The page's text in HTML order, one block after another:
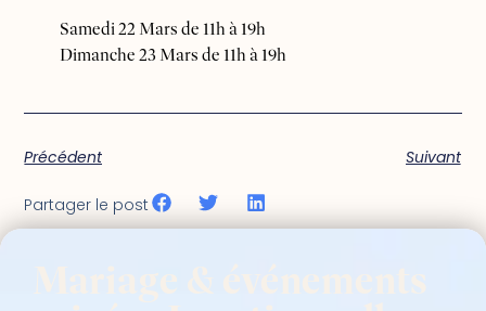
Samedi 22 Mars de 11h à 19h
Dimanche 23 Mars de 11h à 19h
Précédent Suivant
Partager le post